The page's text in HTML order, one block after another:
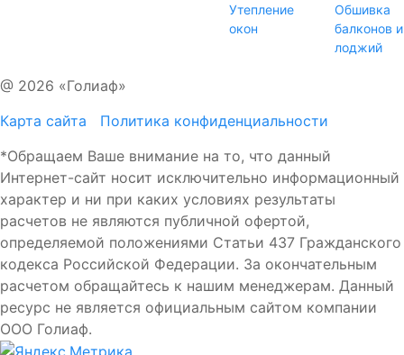
Утепление
окон
Обшивка
балконов и
лоджий
@ 2026 «Голиаф»
Карта сайта
Политика конфиденциальности
*Обращаем Ваше внимание на то, что данный
Интернет-сайт носит исключительно информационный
характер и ни при каких условиях результаты
расчетов не являются публичной офертой,
определяемой положениями Статьи 437 Гражданского
кодекса Российской Федерации. За окончательным
расчетом обращайтесь к нашим менеджерам. Данный
ресурс не является официальным сайтом компании
ООО Голиаф.